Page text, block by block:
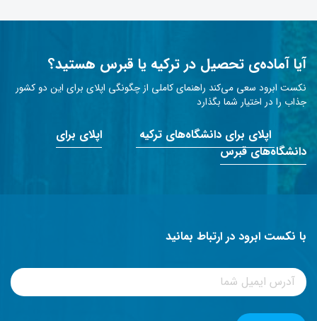
آیا آماده‌ی تحصیل در ترکیه یا قبرس هستید؟
نکست ابرود سعی می‌کند راهنمای کاملی از چگونگی اپلای برای این دو کشور
جذاب را در اختیار شما بگذارد
اپلای برای دانشگاه‌های ترکیه
اپلای برای
دانشگاه‌های قبرس
با نکست ابرود در ارتباط بمانید